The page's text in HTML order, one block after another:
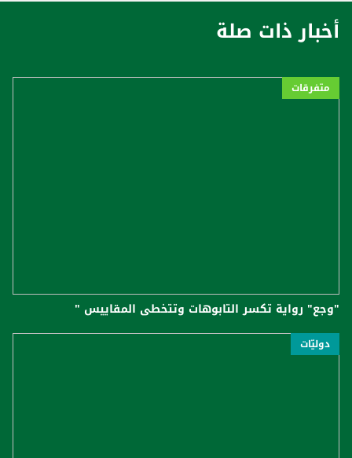
أخبار ذات صلة
متفرقات
"وجع" رواية تكسر التابوهات وتتخطى المقاييس "
دوليّات